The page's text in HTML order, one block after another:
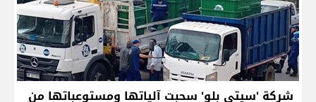
شركة 'سيتي بلو' سحبت آلياتها ومستوعباتها من